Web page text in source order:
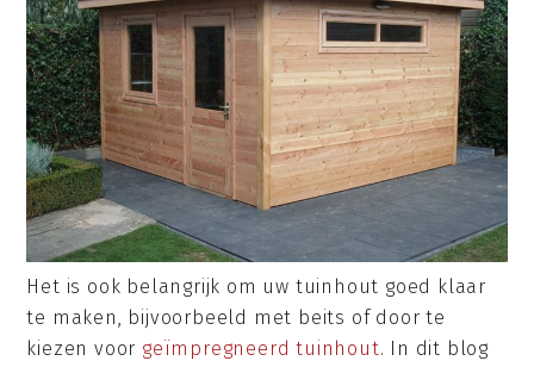
Het is ook belangrijk om uw tuinhout goed klaar
te maken, bijvoorbeeld met beits of door te
kiezen voor geïmpregneerd tuinhout. In dit blog